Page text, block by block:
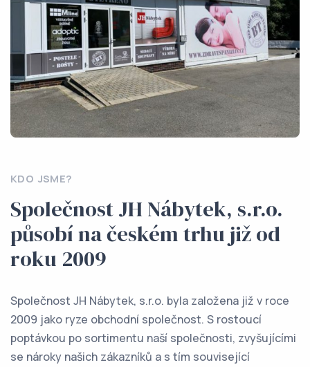
KDO JSME?
Společnost JH Nábytek, s.r.o.
působí na českém trhu již od
roku 2009
Společnost JH Nábytek, s.r.o. byla založena již v roce
2009 jako ryze obchodní společnost. S rostoucí
poptávkou po sortimentu naší společnosti, zvyšujícími
se nároky našich zákazníků a s tím související